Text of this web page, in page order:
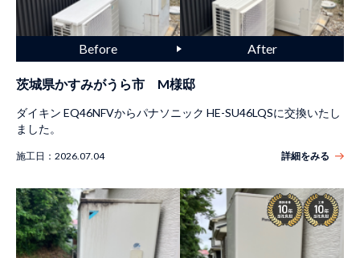
茨城県かすみがうら市 M様邸
ダイキン EQ46NFVからパナソニック HE-SU46LQSに交換いたし
ました。
施工日： 2026.07.04 詳細をみる